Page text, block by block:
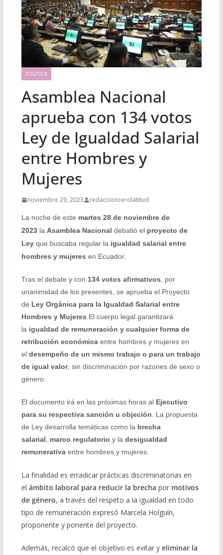
POLITICA
Asamblea Nacional
aprueba con 134 votos
Ley de Igualdad Salarial
entre Hombres y
Mujeres
noviembre 29, 2023 redaccioncerolatitud
La noche de este martes 28 de noviembre de
2023la Asamblea Nacional debatió el proyecto de
Leyque buscaba regular la igualdad salarial entre
hombres y mujeres en Ecuador.
Tras el debate y con 134 votos afirmativos , por
unanimidad de los presentes, se aprueba el Proyecto
de Ley Orgánica para la Igualdad Salarial entre
Hombres y Mujeres .El cuerpo legal garantizará
la igualdad de remuneración y cualquier forma de
retribución económicaentre hombres y mujeres en
el desempeño de un mismo trabajo o para un trabajo
de igual valor, sin discriminación por razones de sexo o
género.
El documento irá en las próximas horas al Ejecutivo
para su respectiva sanción u objeción . La propuesta
de Ley desarrolla temáticas como la brecha
salarial
marco regulatorio y la desigualdad
remunerativaentre hombres y mujeres.
La finalidad es erradicar prácticas discriminatorias en
el ámbito laboral para reducir la brecha por motivos
de género, a través del respeto a la igualdad en todo
tipo de remuneración expresó Marcela Holguín,
proponente y ponente del proyecto.
Además, recalcó que el objetivo es evitar y eliminar la